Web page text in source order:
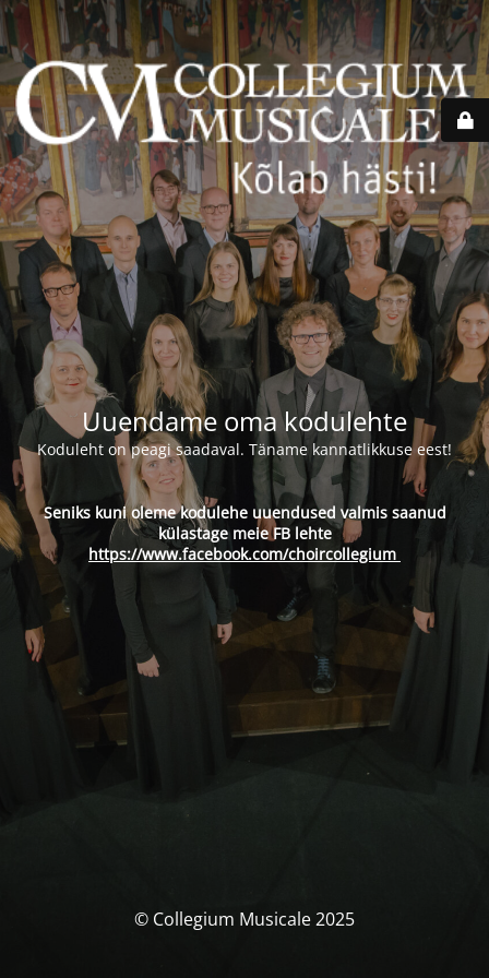
Uuendame oma kodulehte
Koduleht on peagi saadaval. Täname kannatlikkuse eest!
Seniks kuni oleme kodulehe uuendused valmis saanud
külastage meie FB lehte
https://www.facebook.com/choircollegium
© Collegium Musicale 2025